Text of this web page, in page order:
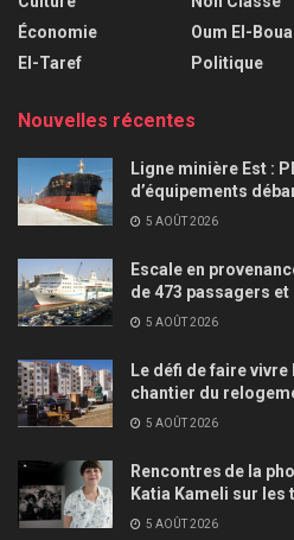
Économie
El-Taref
Oum El-
Politique
Nouvelles récentes
Ligne minière Est :
d’équipements
5 AOÛT 2026
Escale en
de 473 passagers et
5 AOÛT 2026
Le défi de faire vivre
chantier du
5 AOÛT 2026
Rencontres de la
Katia Kameli sur les
5 AOÛT 2026